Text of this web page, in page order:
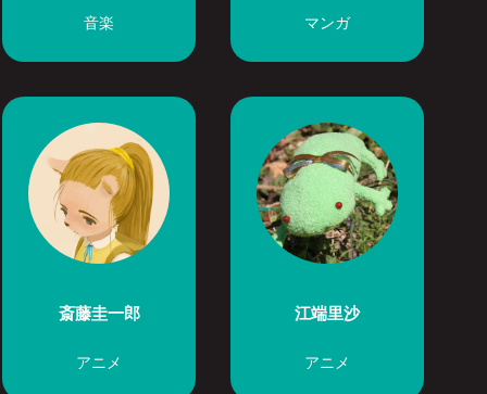
音楽 マンガ
斎藤圭一郎
アニメ
江端里沙
アニメ